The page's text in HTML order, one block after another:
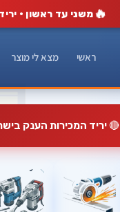
🔥משני עד ראשון ·
ראשי מצא לי מוצר
🔴יריד המכירות הענק